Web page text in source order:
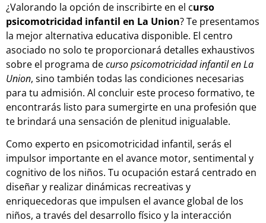
¿Valorando la opción de inscribirte en el curso
psicomotricidad infantil en La Union? Te presentamos
la mejor alternativa educativa disponible. El centro
asociado no solo te proporcionará detalles exhaustivos
sobre el programa decurso psicomotricidad infantil en La
Union, sino también todas las condiciones necesarias
para tu admisión. Al concluir este proceso formativo, te
encontrarás listo para sumergirte en una profesión que
te brindará una sensación de plenitud inigualable.
Como experto en psicomotricidad infantil, serás el
impulsor importante en el avance motor, sentimental y
cognitivo de los niños. Tu ocupación estará centrado en
diseñar y realizar dinámicas recreativas y
enriquecedoras que impulsen el avance global de los
niños, a través del desarrollo físico y la interacción